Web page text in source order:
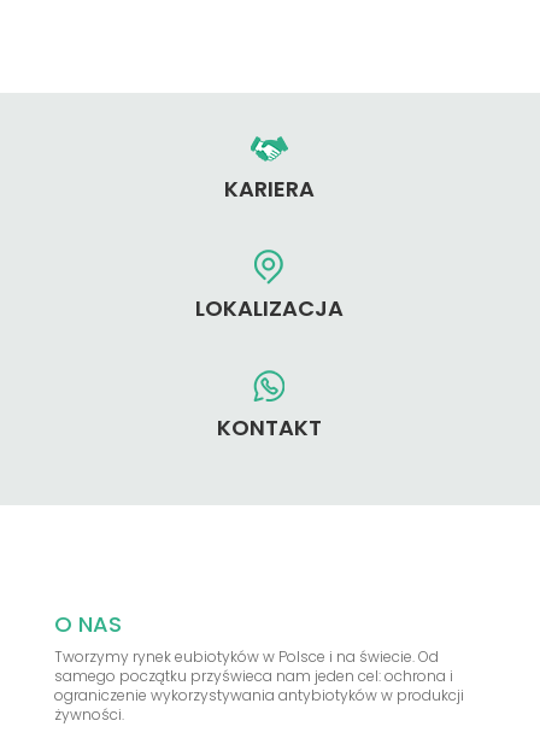
KARIERA
LOKALIZACJA
KONTAKT
O NAS
Tworzymy rynek eubiotyków w Polsce i na świecie. Od
samego początku przyświeca nam jeden cel: ochrona i
ograniczenie wykorzystywania antybiotyków w produkcji
żywności.